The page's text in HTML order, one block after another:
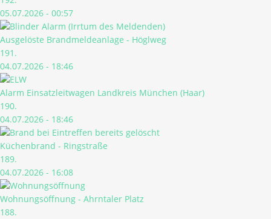
05.07.2026 - 00:57
Ausgelöste Brandmeldeanlage - Höglweg
191.
04.07.2026 - 18:46
Alarm Einsatzleitwagen Landkreis München (Haar)
190.
04.07.2026 - 18:46
Küchenbrand - Ringstraße
189.
04.07.2026 - 16:08
Wohnungsöffnung - Ahrntaler Platz
188.